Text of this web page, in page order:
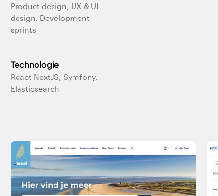
Product design, UX & UI
design, Development
sprints
Technologie
React NextJS, Symfony,
Elasticsearch